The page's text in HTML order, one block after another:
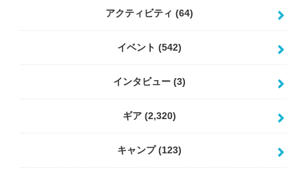
アクティビティ (64)
イベント (542)
インタビュー (3)
ギア (2,320)
キャンプ(123)